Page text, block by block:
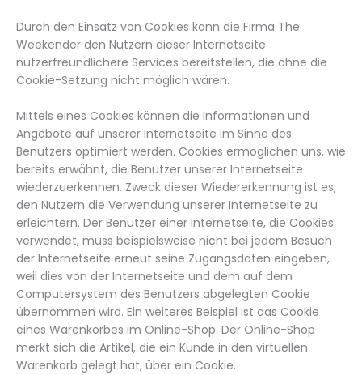
Durch den Einsatz von Cookies kann die Firma The
Weekender den Nutzern dieser Internetseite
nutzerfreundlichere Services bereitstellen, die ohne die
Cookie-Setzung nicht möglich wären.
Mittels eines Cookies können die Informationen und
Angebote auf unserer Internetseite im Sinne des
Benutzers optimiert werden. Cookies ermöglichen uns, wie
bereits erwähnt, die Benutzer unserer Internetseite
wiederzuerkennen. Zweck dieser Wiedererkennung ist es,
den Nutzern die Verwendung unserer Internetseite zu
erleichtern. Der Benutzer einer Internetseite, die Cookies
verwendet, muss beispielsweise nicht bei jedem Besuch
der Internetseite erneut seine Zugangsdaten eingeben,
weil dies von der Internetseite und dem auf dem
Computersystem des Benutzers abgelegten Cookie
übernommen wird. Ein weiteres Beispiel ist das Cookie
eines Warenkorbes im Online-Shop. Der Online-Shop
merkt sich die Artikel, die ein Kunde in den virtuellen
Warenkorb gelegt hat, über ein Cookie.